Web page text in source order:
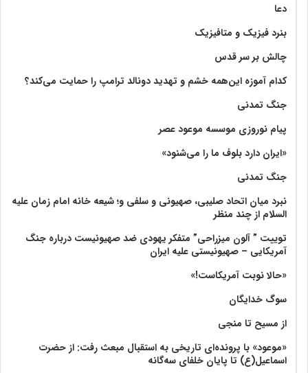
دعا
بنرد فیزیک و متافیزیک
چالش بر سر قدس
کدام آموزه این‌همه خشم و تهدید دونالد ترامپ را حمایت می‌کند؟
جنگ تمدنی
پیام نوروزی موسسه موعود عصر
«ایران دارد بلوف ما را می‌شنود»
جنگ تمدنی
نبرد میان اتحاد صلیبی، صهیونی و سلفی و؛ شیعه خانه امام زمان علیه
السلام از چند منظر
توییت ” آلون میزراحی” متفکر یهودی ضد صهیونیست درباره جنگ
آمریکایی – صهیونیستی علیه ایران
«حالا نوبت آمریکاست!»
سوگ خدایگان
از مسیح تا منجی
«موعود» با پرونده‌ای تاریخی به استقبال مبعث رفت: از حضرت
اسماعیل(ع) تا پایان خلفای سه‌گانه